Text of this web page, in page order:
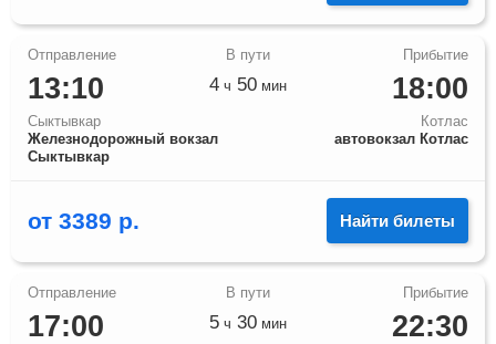
13:10
Сыктывкар
Железнодорожный вокзал
Сыктывкар
18:00
Котлас
автовокзал Котлас
4 ч 50 мин
от 3389 р. Найти билеты
17:00 22:30
5 ч 30 мин